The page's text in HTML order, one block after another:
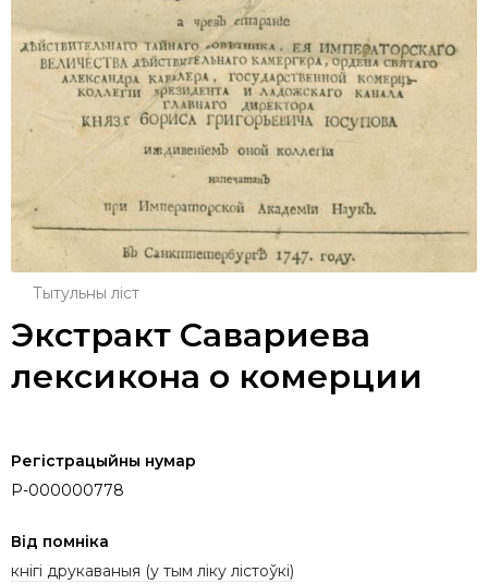
Тытульны ліст
Экстракт Савариева
лексикона о комерции
Регістрацыйны нумар
P-000000778
Від помніка
кнігі друкаваныя (у тым ліку лістоўкі)